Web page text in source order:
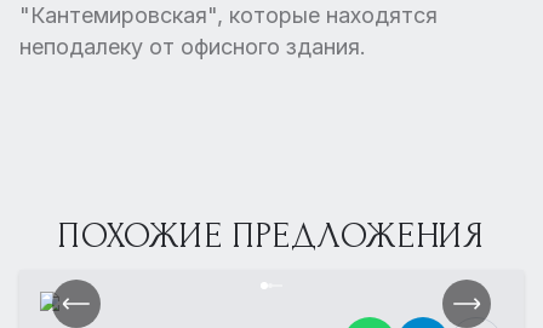
"Кантемировская", которые находятся
неподалеку от офисного здания.
ПОХОЖИЕ ПРЕДЛОЖЕНИЯ